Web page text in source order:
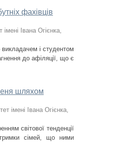
фахівців
Івана Огієнка,
і студентом
до афіляції, що є
шляхом
імені Івана Огієнка,
світової тенденції
сімей, що ними